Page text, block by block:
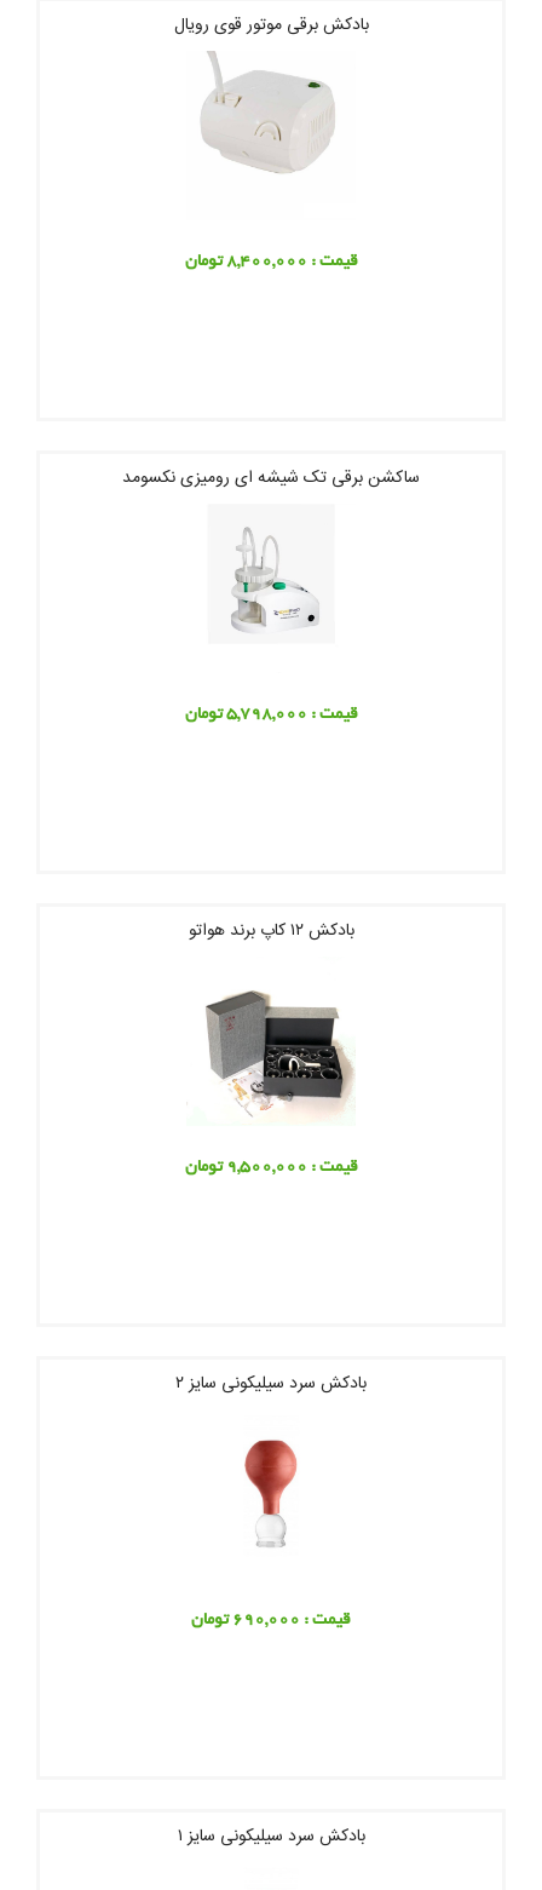
بادکش برقی موتور قوی رویال
قیمت : 8,400,000 تومان
ساکشن برقی تک شیشه ای رومیزی نکسومد
قیمت : 5,798,000 تومان
بادکش ۱۲ کاپ برند هواتو
قیمت : 9,500,000 تومان
بادکش سرد سیلیکونی سایز ۲
قیمت : 690,000 تومان
بادکش سرد سیلیکونی سایز ۱